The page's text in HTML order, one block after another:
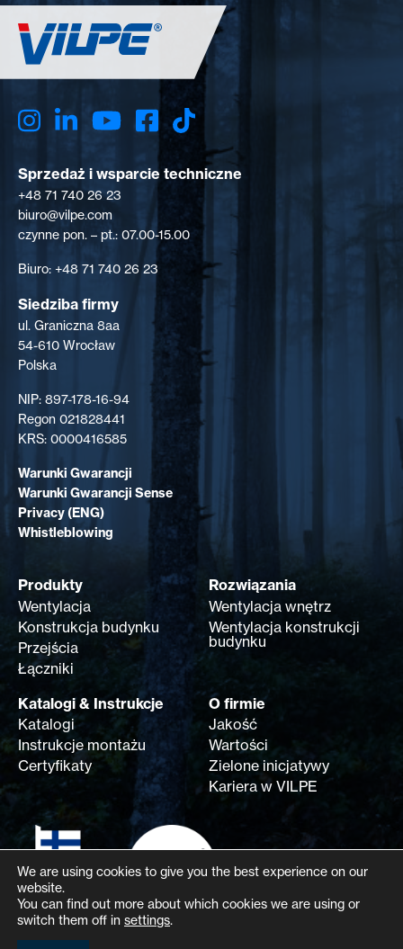
Sprzedaż i wsparcie techniczne
+48 71 740 26 23
biuro@vilpe.com
czynne pon. – pt.: 07.00-15.00
Biuro: +48 71 740 26 23
Siedziba firmy
ul. Graniczna 8aa
54-610 Wrocław
Polska
NIP: 897-178-16-94
Regon 021828441
KRS: 0000416585
Warunki Gwarancji
Warunki Gwarancji Sense
Privacy (ENG)
Whistleblowing
Produkty
Wentylacja
Konstrukcja budynku
Przejścia
Łączniki
Rozwiązania
Wentylacja wnętrz
Wentylacja konstrukcji
budynku
Katalogi & Instrukcje
Katalogi
Instrukcje montażu
Certyfikaty
O firmie
Jakość
Wartości
Zielone inicjatywy
Kariera w VILPE
We are using cookies to give you the best experience on our
website.
You can find out more about which cookies we are using or
switch them off in settings.